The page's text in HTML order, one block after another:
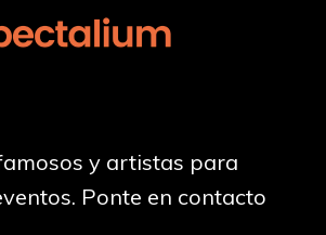
y artistas para
Ponte en contacto